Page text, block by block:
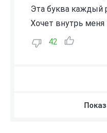
Эта буква каждый
Хочет внутрь меня
42